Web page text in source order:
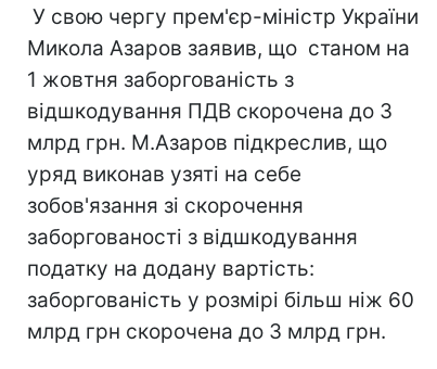
У свою чергу прем'єр-міністр України
Микола Азаров заявив, що станом на
1 жовтня заборгованість з
відшкодування ПДВ скорочена до 3
млрд грн. М.Азаров підкреслив, що
уряд виконав узяті на себе
зобов'язання зі скорочення
заборгованості з відшкодування
податку на додану вартість:
заборгованість у розмірі більш ніж 60
млрд грн скорочена до 3 млрд грн.